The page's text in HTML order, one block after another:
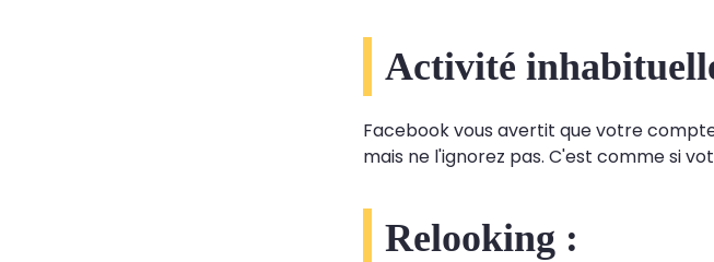
Activité
Facebook vous avertit que votre
mais ne l'ignorez pas. C'est comme si
Relooking :